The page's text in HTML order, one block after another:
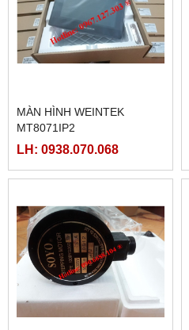
MÀN HÌNH WEINTEK
MT8071IP2
LH: 0938.070.068